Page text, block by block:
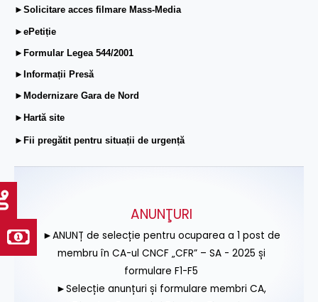
►Solicitare acces filmare Mass-Media
►ePetiție
►Formular Legea 544/2001
►Informații Presă
►Modernizare Gara de Nord
►Hartă site
►Fii pregătit pentru situații de urgență
ANUNŢURI
►ANUNȚ de selecție pentru ocuparea a 1 post de
membru în CA-ul CNCF „CFR” – SA - 2025 și
formulare F1-F5
►Selecție anunțuri și formulare membri CA,